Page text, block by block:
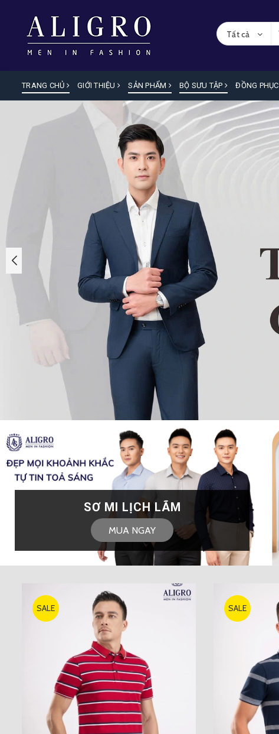
Tất cả
TRANG CHỦ GIỚI THIỆU SẢN PHẨM BỘ SƯU TẬP ĐỒNG PHỤC
SƠ MI LỊCH LÃM
MUA NGAY
SALE SALE